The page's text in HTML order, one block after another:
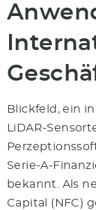
Blickfeld, ein
LiDAR-
Serie-A-
bekannt. Als
Capital (NFC)